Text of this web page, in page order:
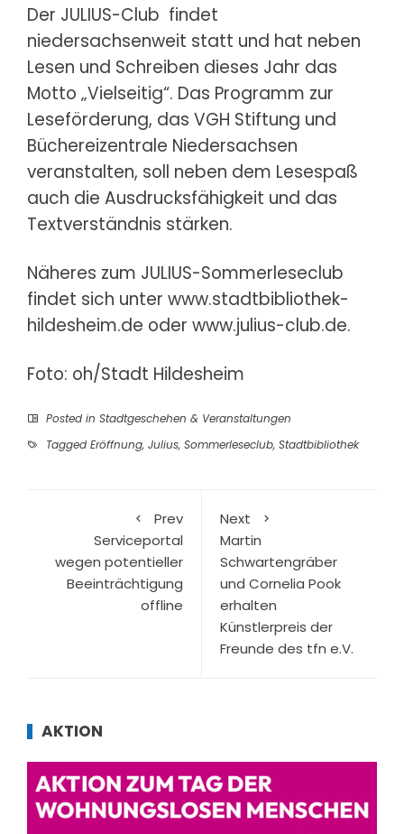
Der JULIUS-Club findet
niedersachsenweit statt und hat neben
Lesen und Schreiben dieses Jahr das
Motto „Vielseitig“. Das Programm zur
Leseförderung, das VGH Stiftung und
Büchereizentrale Niedersachsen
veranstalten, soll neben dem Lesespaß
auch die Ausdrucksfähigkeit und das
Textverständnis stärken.
Näheres zum JULIUS-Sommerleseclub
findet sich unter www.stadtbibliothek-
hildesheim.de oder www.julius-club.de.
Foto: oh/Stadt Hildesheim
Posted in Stadtgeschehen & Veranstaltungen
Tagged Eröffnung, Julius, Sommerleseclub, Stadtbibliothek
Prev
Serviceportal
wegen potentieller
Beeinträchtigung
offline
Next
Martin
Schwartengräber
und Cornelia Pook
erhalten
Künstlerpreis der
Freunde des tfn e.V.
AKTION